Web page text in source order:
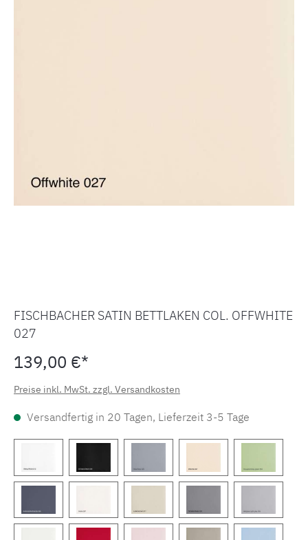
FISCHBACHER SATIN BETTLAKEN COL. OFFWHITE
027
139,00 €*
Preise inkl. MwSt. zzgl. Versandkosten
Versandfertig in 20 Tagen, Lieferzeit 3-5 Tage